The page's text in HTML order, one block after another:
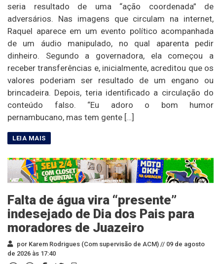
seria resultado de uma “ação coordenada” de
adversários. Nas imagens que circulam na internet,
Raquel aparece em um evento político acompanhada
de um áudio manipulado, no qual aparenta pedir
dinheiro. Segundo a governadora, ela começou a
receber transferências e, inicialmente, acreditou que os
valores poderiam ser resultado de um engano ou
brincadeira. Depois, teria identificado a circulação do
conteúdo falso. “Eu adoro o bom humor
pernambucano, mas tem gente […]
Falta de água vira “presente”
indesejado de Dia dos Pais para
moradores de Juazeiro
por Karem Rodrigues (Com supervisão de ACM) // 09 de agosto
de 2026 às 17:40